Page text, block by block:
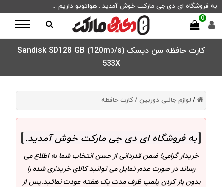
به فروشگاه ای دی جی مارکت خوش آمدید . هواتونو داریم ...
0
کارت حافظه سن دیسک Sandisk SD128 GB (120mb/s)
533X
/ لوازم جانبی دوربین /کارت حافظه
به فروشگاه ای دی جی مارکت خوش آمدید.
خریدار گرامی! ضمن قدردانی از حسن انتخاب شما به اطلاع می
رساند در صورت عدم تمایل می توانید کالای خریداری شده را
بدون باز کردن پلمپ ظرف مدت یک هفته عودت نمائید.پس از